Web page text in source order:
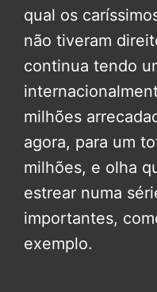
qual os
não tiveram
continua tendo
milhões
agora, para um
milhões, e olha
estrear numa
importantes,
exemplo.